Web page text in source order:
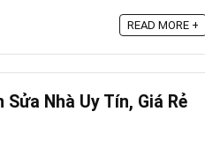
READ MORE +
Nhà Uy Tín, Giá Rẻ